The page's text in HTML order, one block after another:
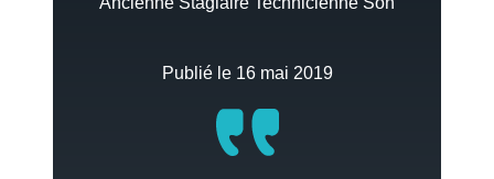
Publié le 16 mai 2019